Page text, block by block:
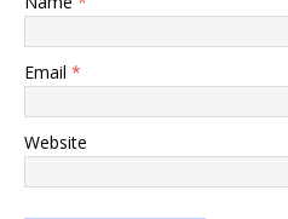
Email *
Website